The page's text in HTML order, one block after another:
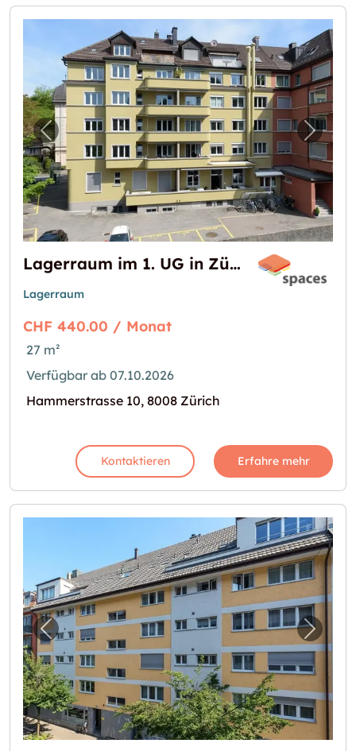
Vorheriges Bild für "Lagerraum im 1. UG in
Lagerraum im 1. UG in Zürich Kreis 8, Seefeld
Lagerraum
CHF 440.00 / Monat
27 m²
Verfügbar ab 07.10.2026
Hammerstrasse 10, 8008 Zürich
Kontaktieren Erfahre mehr
Vorheriges Bild für "Lager im Seefeld zu